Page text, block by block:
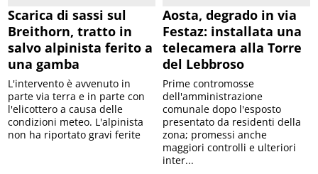
Scarica di sassi sul
Breithorn, tratto in
salvo alpinista ferito a
una gamba
L'intervento è avvenuto in
parte via terra e in parte con
l'elicottero a causa delle
condizioni meteo. L'alpinista
non ha riportato gravi ferite
Aosta, degrado in via
Festaz: installata una
telecamera alla Torre
del Lebbroso
Prime contromosse
dell'amministrazione
comunale dopo l'esposto
presentato da residenti della
zona; promessi anche
maggiori controlli e ulteriori
inter...